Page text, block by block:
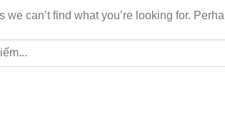
we can’t find what you’re looking for.